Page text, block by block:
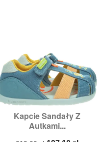
Kapcie Sandały Z
Autkami...